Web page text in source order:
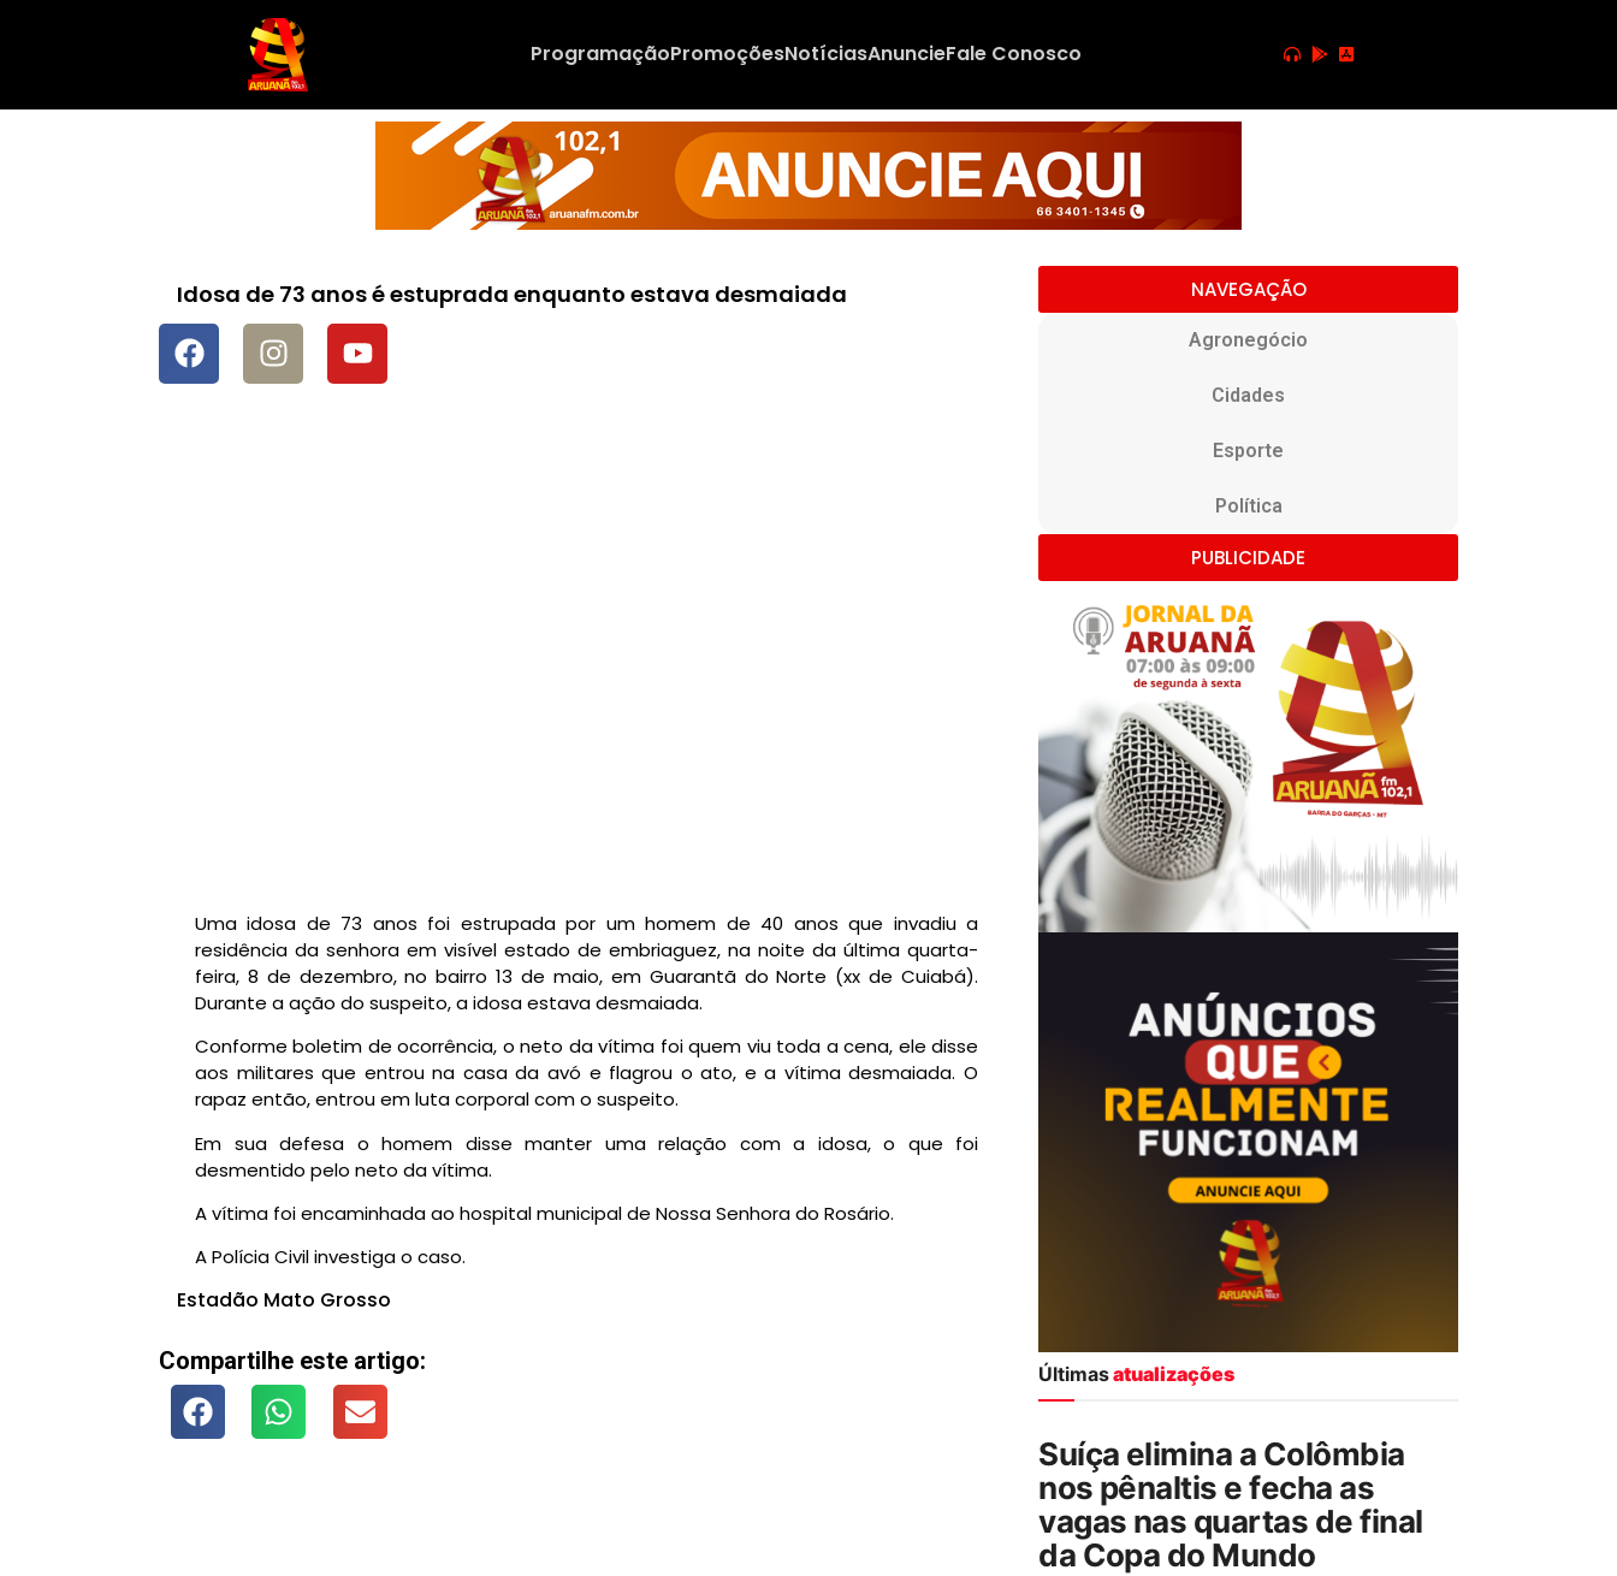
ProgramaçãoPromoçõesNotíciasAnuncieFale Conosco
Idosa de 73 anos é estuprada enquanto estava desmaiada
Uma idosa de 73 anos foi estrupada por um homem de 40 anos que invadiu a
residência da senhora em visível estado de embriaguez, na noite da última quarta-
feira, 8 de dezembro, no bairro 13 de maio, em Guarantã do Norte (xx de Cuiabá).
Durante a ação do suspeito, a idosa estava desmaiada.
Conforme boletim de ocorrência, o neto da vítima foi quem viu toda a cena, ele disse
aos militares que entrou na casa da avó e flagrou o ato, e a vítima desmaiada. O
rapaz então, entrou em luta corporal com o suspeito.
Em sua defesa o homem disse manter uma relação com a idosa, o que foi
desmentido pelo neto da vítima.
A vítima foi encaminhada ao hospital municipal de Nossa Senhora do Rosário.
A Polícia Civil investiga o caso.
Estadão Mato Grosso
Compartilhe este artigo:
NAVEGAÇÃO
Agronegócio
Cidades
Esporte
Política
PUBLICIDADE
Últimasatualizações
Suíça elimina a Colômbia
nos pênaltis e fecha as
vagas nas quartas de final
da Copa do Mundo